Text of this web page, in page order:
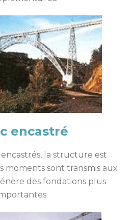
encastré
encastrés, la structure est
moments sont transmis aux
des fondations plus